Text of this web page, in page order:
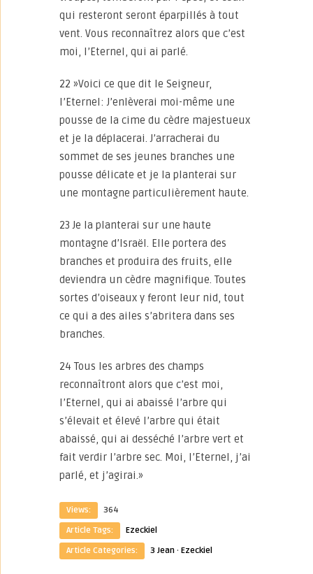
qui resteront seront éparpillés à tout
vent. Vous reconnaîtrez alors que c’est
moi, l’Eternel, qui ai parlé.
22 »Voici ce que dit le Seigneur,
l’Eternel: J’enlèverai moi-même une
pousse de la cime du cèdre majestueux
et je la déplacerai. J’arracherai du
sommet de ses jeunes branches une
pousse délicate et je la planterai sur
une montagne particulièrement haute.
23 Je la planterai sur une haute
montagne d’Israël. Elle portera des
branches et produira des fruits, elle
deviendra un cèdre magnifique. Toutes
sortes d’oiseaux y feront leur nid, tout
ce qui a des ailes s’abritera dans ses
branches.
24 Tous les arbres des champs
reconnaîtront alors que c’est moi,
l’Eternel, qui ai abaissé l’arbre qui
s’élevait et élevé l’arbre qui était
abaissé, qui ai desséché l’arbre vert et
fait verdir l’arbre sec. Moi, l’Eternel, j’ai
parlé, et j’agirai.»
Views:
364
Article Tags:
Ezeckiel
Article Categories:
3 Jean · Ezeckiel